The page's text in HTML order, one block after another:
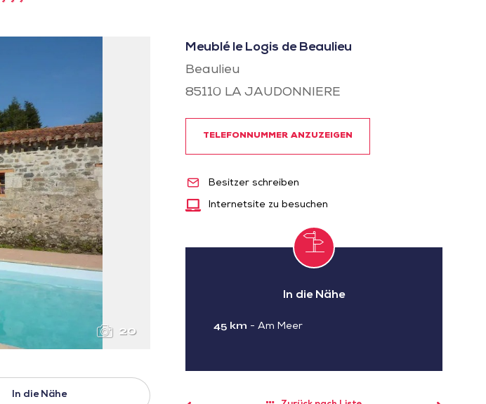
20
In die Nähe
Meublé le Logis de Beaulieu
Beaulieu
85110 LA JAUDONNIERE
TELEFONNUMMER ANZUZEIGEN
Besitzer schreiben
Internetsite zu besuchen
In die Nähe
45 km - Am Meer